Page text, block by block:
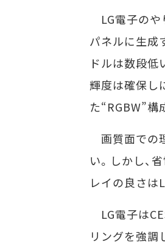
LG電子のや
パネルに生成
ドルは数段低
輝度は確保し
た“RGBW”構
画質面での
い。しかし、
レイの良さは
LG電子は
リングを強調